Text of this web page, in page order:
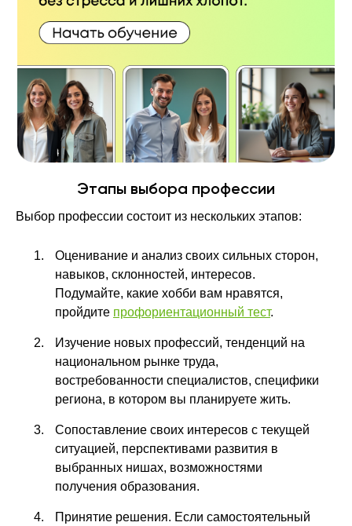
Этапы выбора профессии
Выбор профессии состоит из нескольких этапов:
Оценивание и анализ своих сильных сторон,
навыков, склонностей, интересов.
Подумайте, какие хобби вам нравятся,
пройдите профориентационный тест.
Изучение новых профессий, тенденций на
национальном рынке труда,
востребованности специалистов, специфики
региона, в котором вы планируете жить.
Сопоставление своих интересов с текущей
ситуацией, перспективами развития в
выбранных нишах, возможностями
получения образования.
Принятие решения. Если самостоятельный